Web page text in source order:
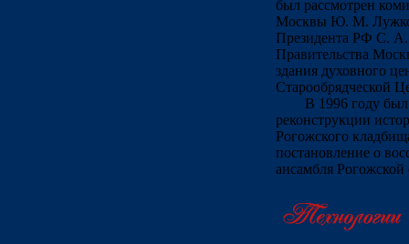
был рассмотрен
Москвы Ю. М.
Президента РФ С.
Правительства
здания духовного
Старообрядческой
В 1996 году был
реконструкции
Рогожского
постановление о
ансамбля